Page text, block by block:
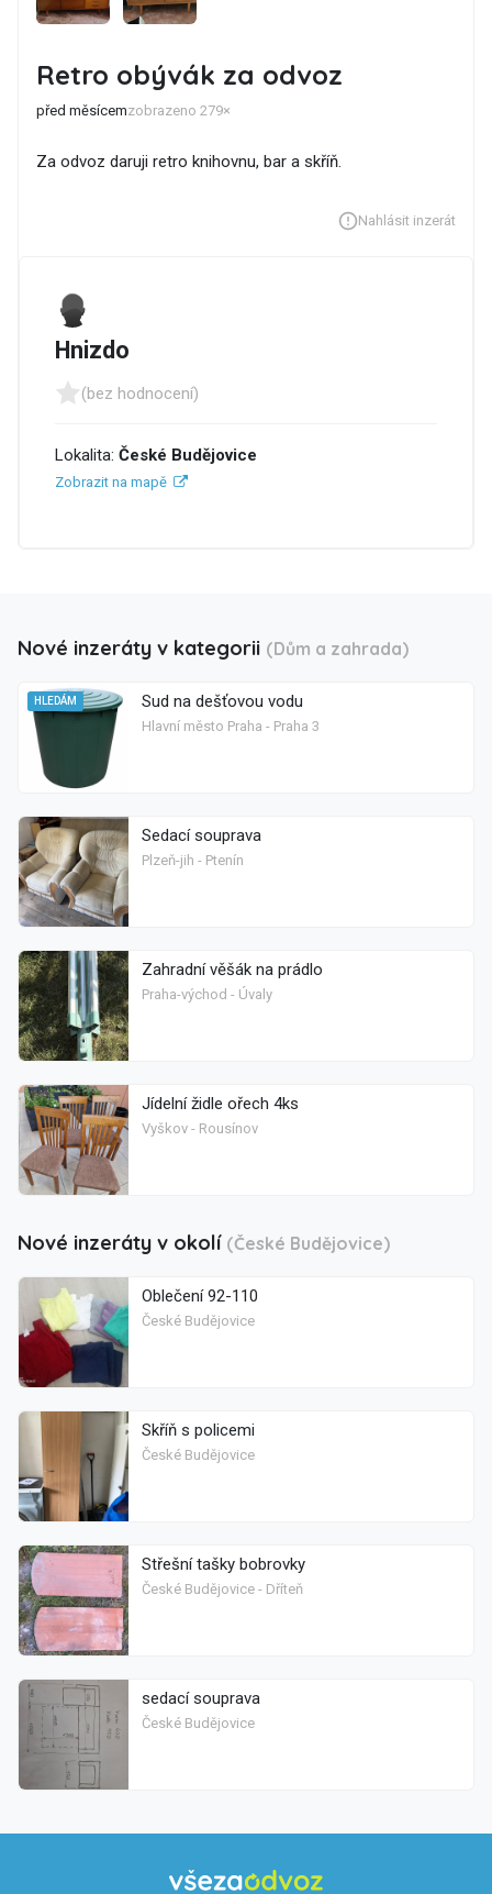
Retro obývák za odvoz
před měsícemzobrazeno 279×
Za odvoz daruji retro knihovnu, bar a skříň.
Nahlásit inzerát
Hnizdo
(bez hodnocení)
Lokalita: České Budějovice
Zobrazit na mapě
Nové inzeráty v kategorii (Dům a zahrada)
HLEDÁM Sud na dešťovou vodu
Hlavní město Praha - Praha 3
Sedací souprava
Plzeň-jih - Ptenín
Zahradní věšák na prádlo
Praha-východ - Úvaly
Jídelní židle ořech 4ks
Vyškov - Rousínov
Nové inzeráty v okolí (České Budějovice)
Oblečení 92-110
České Budějovice
Skříň s policemi
České Budějovice
Střešní tašky bobrovky
České Budějovice - Dříteň
sedací souprava
České Budějovice